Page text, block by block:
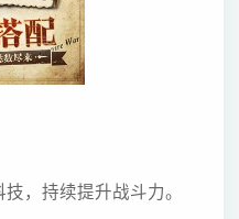
，持续提升战斗力。